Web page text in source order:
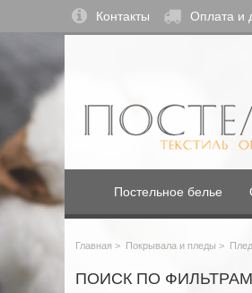
Контакты Оплата и
Постельное белье
Главная > Покрывала и пледы >
ПОИСК ПО ФИЛЬТРАМ